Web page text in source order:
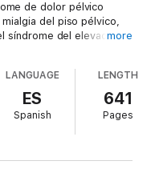
de dolor pélvico
del piso pélvico,
síndrome del elevador
Dolor de Cabeza en la
recientemente publicada
por el equipo de
relación de los dolorosos
síntomas específicos
more
LANGUAGE
ES
Spanish
LENGTH
641
Pages